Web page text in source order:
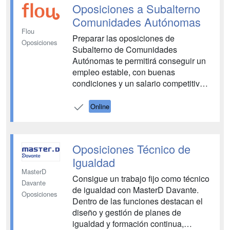
de información y sen...
Flou
Oposiciones
Oposiciones a Subalterno
Comunidades Autónomas
Preparar las oposiciones de
Subalterno de Comunidades
Autónomas te permitirá conseguir un
empleo estable, con buenas
condiciones y un salario competitivo.
necesitar preparar las pruebas y
propio pensado para que puedas
con...
Online
MasterD
Davante
Oposiciones
Oposiciones Técnico de
Igualdad
Consigue un trabajo fijo como técnico
de igualdad con MasterD Davante.
Dentro de las funciones destacan el
diseño y gestión de planes de
igualdad y formación continua,